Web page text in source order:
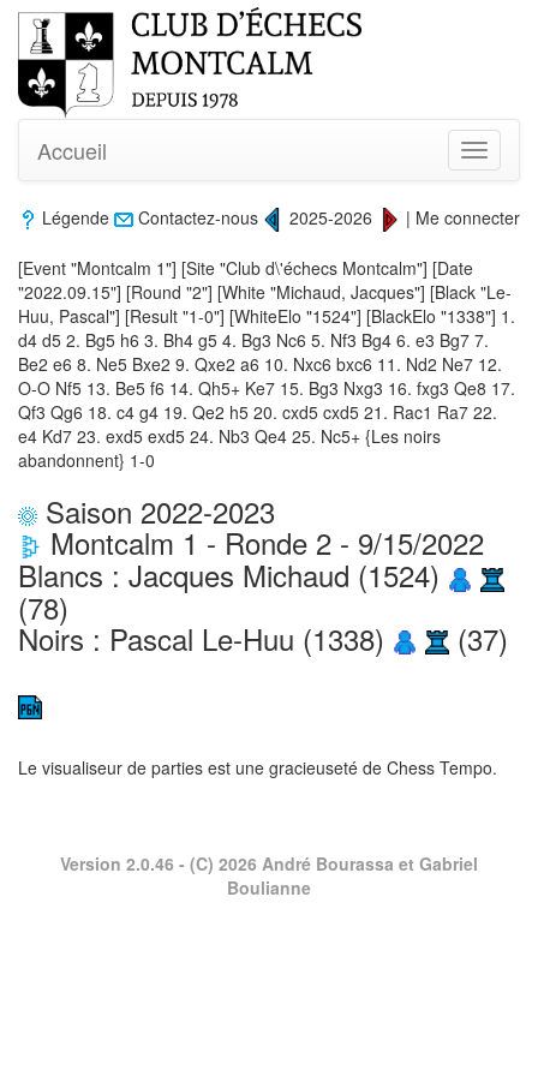
Toggle
Accueil
Légende Contactez-nous 2025-2026 | Me connecter
[Event "Montcalm 1"] [Site "Club d\'échecs Montcalm"] [Date
"2022.09.15"] [Round "2"] [White "Michaud, Jacques"] [Black "Le-
Huu, Pascal"] [Result "1-0"] [WhiteElo "1524"] [BlackElo "1338"] 1.
d4 d5 2. Bg5 h6 3. Bh4 g5 4. Bg3 Nc6 5. Nf3 Bg4 6. e3 Bg7 7.
Be2 e6 8. Ne5 Bxe2 9. Qxe2 a6 10. Nxc6 bxc6 11. Nd2 Ne7 12.
O-O Nf5 13. Be5 f6 14. Qh5+ Ke7 15. Bg3 Nxg3 16. fxg3 Qe8 17.
Qf3 Qg6 18. c4 g4 19. Qe2 h5 20. cxd5 cxd5 21. Rac1 Ra7 22.
e4 Kd7 23. exd5 exd5 24. Nb3 Qe4 25. Nc5+ {Les noirs
abandonnent} 1-0
Saison 2022-2023
Montcalm 1 - Ronde 2 - 9/15/2022
Blancs : Jacques Michaud (1524)
(78)
Noirs : Pascal Le-Huu (1338) (37)
Le visualiseur de parties est une gracieuseté de Chess Tempo.
Version 2.0.46 - (C) 2026 André Bourassa et Gabriel
Boulianne